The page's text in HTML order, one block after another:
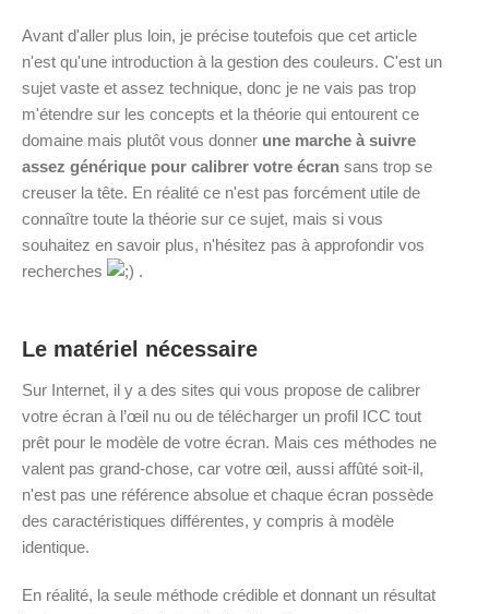
Avant d'aller plus loin, je précise toutefois que cet article
n'est qu'une introduction à la gestion des couleurs. C'est un
sujet vaste et assez technique, donc je ne vais pas trop
m'étendre sur les concepts et la théorie qui entourent ce
domaine mais plutôt vous donner une marche à suivre
assez générique pour calibrer votre écran sans trop se
creuser la tête. En réalité ce n'est pas forcément utile de
connaître toute la théorie sur ce sujet, mais si vous
souhaitez en savoir plus, n'hésitez pas à approfondir vos
recherches
.
Le matériel nécessaire
Sur Internet, il y a des sites qui vous propose de calibrer
votre écran à l’œil nu ou de télécharger un profil ICC tout
prêt pour le modèle de votre écran. Mais ces méthodes ne
valent pas grand-chose, car votre œil, aussi affûté soit-il,
n'est pas une référence absolue et chaque écran possède
des caractéristiques différentes, y compris à modèle
identique.
En réalité, la seule méthode crédible et donnant un résultat